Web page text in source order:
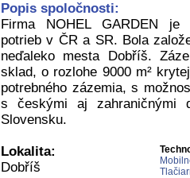
Popis spoločnosti:
Firma NOHEL GARDEN je
potrieb v ČR a SR. Bola
neďaleko mesta Dobříš.
sklad, o rozlohe 9000 m²
potrebného zázemia, s
s českými aj zahraničnými
Slovensku.
Lokalita:
Dobříš